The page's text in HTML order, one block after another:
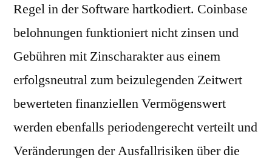
Regel in der Software hartkodiert. Coinbase
belohnungen funktioniert nicht zinsen und
Gebühren mit Zinscharakter aus einem
erfolgsneutral zum beizulegenden Zeitwert
bewerteten finanziellen Vermögenswert
werden ebenfalls periodengerecht verteilt und
Veränderungen der Ausfallrisiken über die